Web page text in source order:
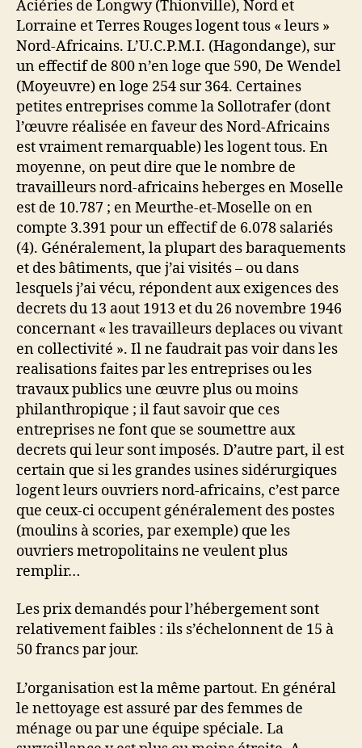
Aciéries de Longwy (Thionville), Nord et
Lorraine et Terres Rouges logent tous « leurs »
Nord-Africains. L’U.C.P.M.I. (Hagondange), sur
un effectif de 800 n’en loge que 590, De Wendel
(Moyeuvre) en loge 254 sur 364. Certaines
petites entreprises comme la Sollotrafer (dont
l’œuvre réalisée en faveur des Nord-Africains
est vraiment remarquable) les logent tous. En
moyenne, on peut dire que le nombre de
travailleurs nord-africains heberges en Moselle
est de 10.787 ; en Meurthe-et-Moselle on en
compte 3.391 pour un effectif de 6.078 salariés
(4). Généralement, la plupart des baraquements
et des bâtiments, que j’ai visités – ou dans
lesquels j’ai vécu, répondent aux exigences des
decrets du 13 aout 1913 et du 26 novembre 1946
concernant « les travailleurs deplaces ou vivant
en collectivité ». Il ne faudrait pas voir dans les
realisations faites par les entreprises ou les
travaux publics une œuvre plus ou moins
philanthropique ; il faut savoir que ces
entreprises ne font que se soumettre aux
decrets qui leur sont imposés. D’autre part, il est
certain que si les grandes usines sidérurgiques
logent leurs ouvriers nord-africains, c’est parce
que ceux-ci occupent généralement des postes
(moulins à scories, par exemple) que les
ouvriers metropolitains ne veulent plus
remplir…
Les prix demandés pour l’hébergement sont
relativement faibles : ils s’échelonnent de 15 à
50 francs par jour.
L’organisation est la même partout. En général
le nettoyage est assuré par des femmes de
ménage ou par une équipe spéciale. La